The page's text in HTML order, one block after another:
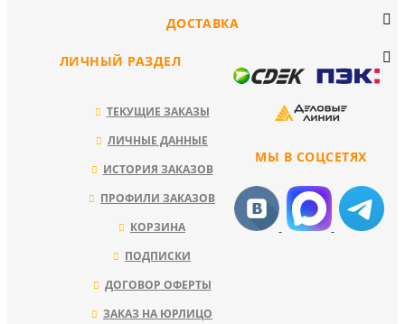
ДОСТАВКА
МЫ В СОЦСЕТЯХ
ЛИЧНЫЙ РАЗДЕЛ
ТЕКУЩИЕ ЗАКАЗЫ
ЛИЧНЫЕ ДАННЫЕ
ИСТОРИЯ ЗАКАЗОВ
ПРОФИЛИ ЗАКАЗОВ
КОРЗИНА
ПОДПИСКИ
ДОГОВОР ОФЕРТЫ
ЗАКАЗ НА ЮРЛИЦО